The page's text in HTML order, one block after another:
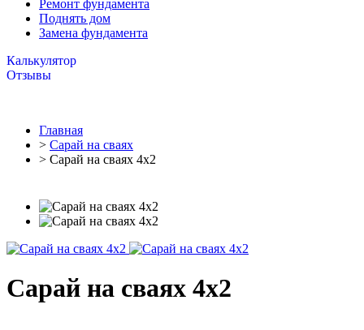
Ремонт фундамента
Поднять дом
Замена фундамента
Калькулятор
Отзывы
Главная
> Cарай на сваях
> Сарай на сваях 4х2
Сарай на сваях 4х2